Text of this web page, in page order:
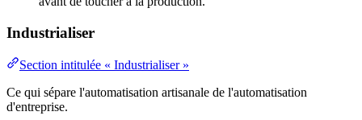
Industrialiser
Section intitulée « Industrialiser »
Ce qui sépare l'automatisation artisanale de l'automatisation
d'entreprise.